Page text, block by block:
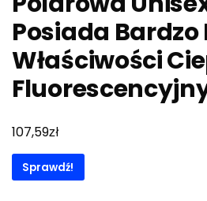
Posiada Bardzo
Właściwości
107,59zł
Sprawdź!